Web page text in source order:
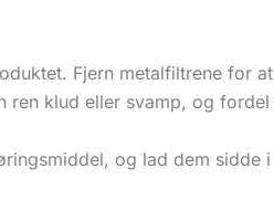
Fjern metalfiltrene for
klud eller svamp, og
og lad dem sidde